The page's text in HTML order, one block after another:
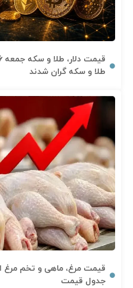
طلا و سکه گران شدند
جدول قیمت